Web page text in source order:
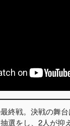
終戦。決戦の舞
選をし、2人が抑